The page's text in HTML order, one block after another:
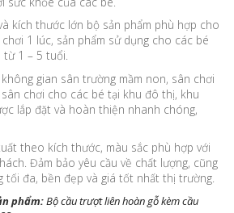
kích thước lớn bộ sản phẩm phù hợp cho
1 lúc, sản phẩm sử dụng cho các bé
1 – 5 tuổi.
gian sân trường mầm non, sân chơi
chơi cho các bé tại khu đô thị, khu
lắp đặt và hoàn thiện nhanh chóng,
theo kích thước, màu sắc phù hợp với
Đảm bảo yêu cầu về chất lượng, cũng
tối đa, bền đẹp và giá tốt nhất thị trường.
phẩm:Bộ cầu trượt liên hoàn gỗ kèm cầu